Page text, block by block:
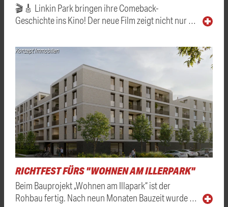
🎬🎸 Linkin Park bringen ihre Comeback-
Geschichte ins Kino! Der neue Film zeigt nicht nur …
Konzept Immobilien
RICHTFEST FÜRS "WOHNEN AM ILLERPARK"
Beim Bauprojekt „Wohnen am Illapark“ ist der
Rohbau fertig. Nach neun Monaten Bauzeit wurde …